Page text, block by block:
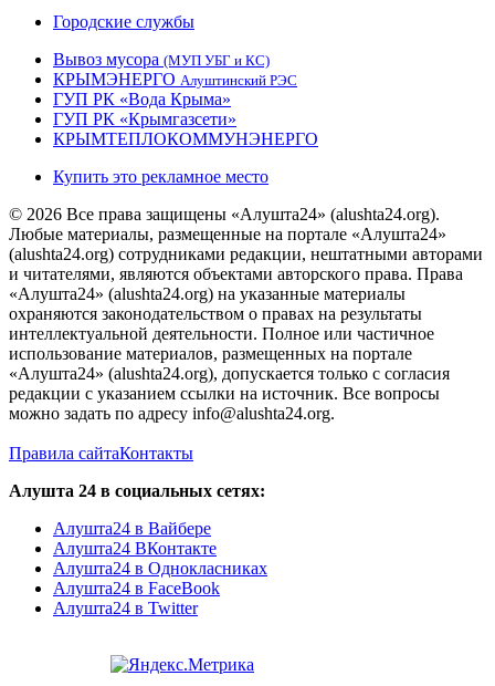
Городские службы
Вывоз мусора (МУП УБГ и КС)
КРЫМЭНЕРГО Алуштинский РЭС
ГУП РК «Вода Крыма»
ГУП РК «Крымгазсети»
КРЫМТЕПЛОКОММУНЭНЕРГО
Купить это рекламное место
© 2026 Все права защищены «Алушта24» (alushta24.org).
Любые материалы, размещенные на портале «Алушта24»
(alushta24.org) сотрудниками редакции, нештатными авторами
и читателями, являются объектами авторского права. Права
«Алушта24» (alushta24.org) на указанные материалы
охраняются законодательством о правах на результаты
интеллектуальной деятельности. Полное или частичное
использование материалов, размещенных на портале
«Алушта24» (alushta24.org), допускается только с согласия
редакции с указанием ссылки на источник. Все вопросы
можно задать по адресу info@alushta24.org.
Правила сайтаКонтакты
Алушта 24 в социальных сетях:
Алушта24 в Вайбере
Алушта24 ВКонтакте
Алушта24 в Однокласниках
Алушта24 в FaceBook
Алушта24 в Twitter